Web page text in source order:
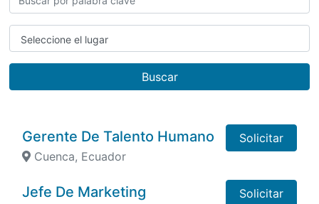
Seleccione el lugar
Buscar
Gerente De Talento Humano
Cuenca, Ecuador
Solicitar
Jefe De Marketing Solicitar